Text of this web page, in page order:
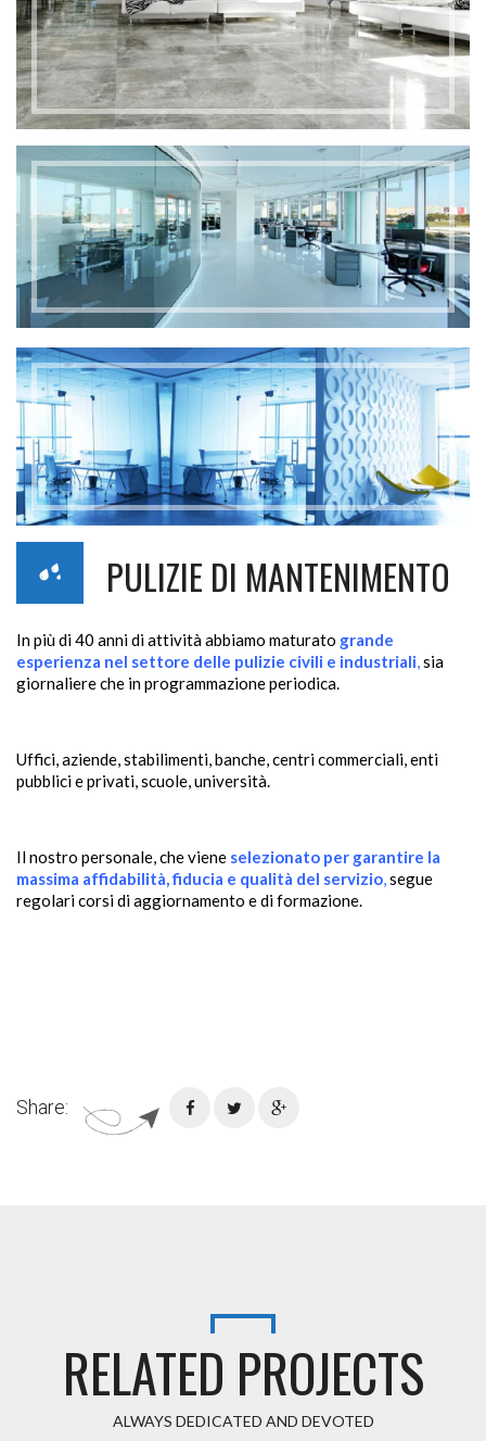
PULIZIE DI MANTENIMENTO
In più di 40 anni di attività abbiamo maturato grande
esperienza nel settore delle pulizie civili e industriali,sia
giornaliere che in programmazione periodica.
Uffici, aziende, stabilimenti, banche, centri commerciali, enti
pubblici e privati, scuole, università.
Il nostro personale, che viene selezionato per garantire la
massima affidabilità, fiducia e qualità del servizio,segue
regolari corsi di aggiornamento e di formazione.
Share:
RELATED PROJECTS
ALWAYS DEDICATED AND DEVOTED